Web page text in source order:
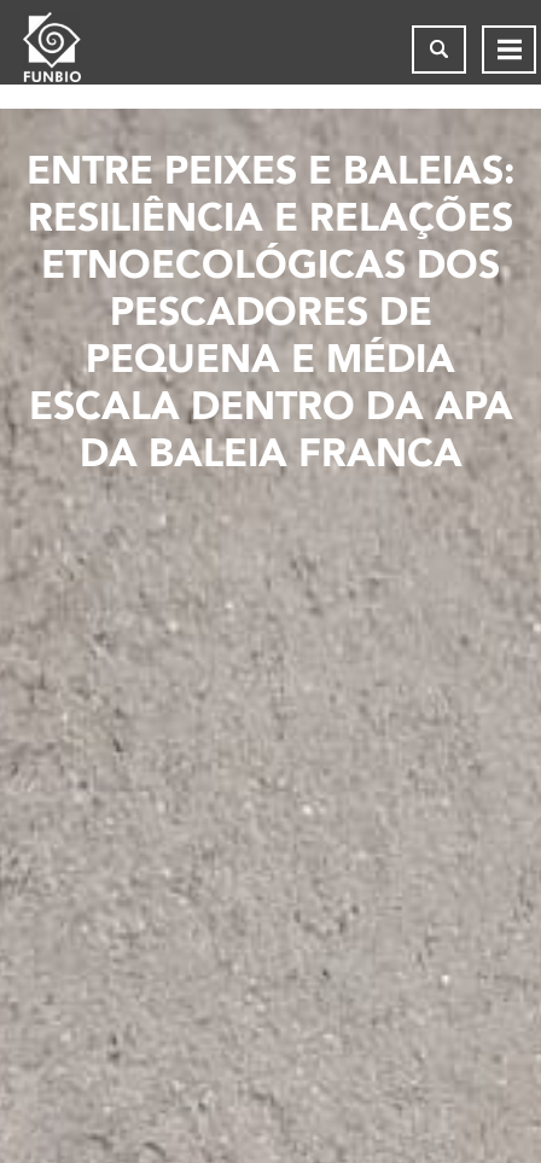
ENTRE PEIXES E BALEIAS:
RESILIÊNCIA E RELAÇÕES
ETNOECOLÓGICAS DOS
PESCADORES DE
PEQUENA E MÉDIA
ESCALA DENTRO DA APA
DA BALEIA FRANCA